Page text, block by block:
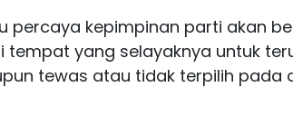
percaya kepimpinan parti akan
yang selayaknya untuk
tewas atau tidak terpilih pada